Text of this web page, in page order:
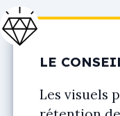
LE
Les visuels